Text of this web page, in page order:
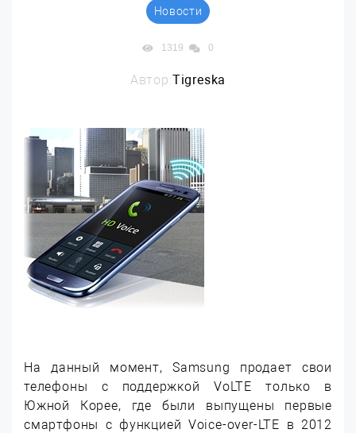
Новости
1319 0
Автор:Tigreska
На данный момент, Samsung продает свои
телефоны с поддержкой VoLTE только в
Южной Корее, где были выпущены первые
смартфоны с функцией Voice-over-LTE в 2012